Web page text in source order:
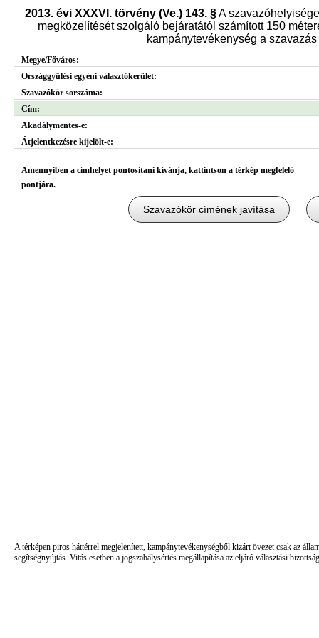
2013. évi XXXVI. törvény (Ve.) 143. §A
megközelítését szolgáló bejáratától számított 150
kampánytevékenység a
Megye/Főváros:
Országgyűlési egyéni választókerület:
Szavazókör sorszáma:
Cím:
Akadálymentes-e:
Átjelentkezésre kijelölt-e:
Amennyiben a címhelyet pontosítani kívánja, kattintson a térkép megfelelő
pontjára.
A térképen piros háttérrel megjelenített, kampánytevékenységből kizárt övezet csak az
segítségnyújtás. Vitás esetben a jogszabálysértés megállapítása az eljáró választási